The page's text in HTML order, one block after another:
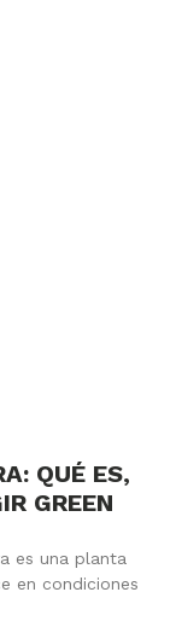
QUÉ ES,
GREEN
es una planta
en condiciones